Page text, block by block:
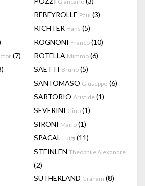
REBEYROLLE Paul (3)
RICHTER Hans (5)
ROGNONI Franco (10)
(7) ROTELLA Mimmo (6)
SAETTI Bruno (5)
SANTOMASO Giuseppe (6)
SARTORIO Aristide (1)
SEVERINI Gino (1)
SIRONI Mario (1)
SPACAL Luigi (11)
STEINLEN Theophile Alexandre
(2)
SUTHERLAND Graham (8)